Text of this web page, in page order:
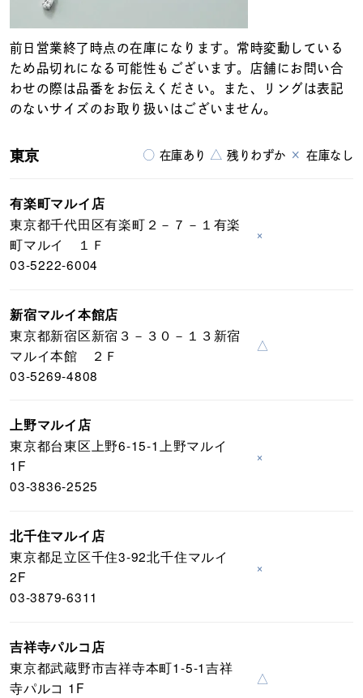
前日営業終了時点の在庫になります。常時変動している
ため品切れになる可能性もございます。店舗にお問い合
わせの際は品番をお伝えください。また、リングは表記
のないサイズのお取り扱いはございません。
○ 在庫あり △ 残りわずか × 在庫なし
東京
有楽町マルイ店
東京都千代田区有楽町２－７－１有楽
町マルイ １Ｆ
03-5222-6004
×
新宿マルイ本館店
東京都新宿区新宿３－３０－１３新宿
マルイ本館 ２Ｆ
03-5269-4808
△
上野マルイ店
東京都台東区上野6-15-1上野マルイ
1F
03-3836-2525
×
北千住マルイ店
東京都足立区千住3-92北千住マルイ
2F
03-3879-6311
×
吉祥寺パルコ店
東京都武蔵野市吉祥寺本町1-5-1吉祥
寺パルコ 1F
△